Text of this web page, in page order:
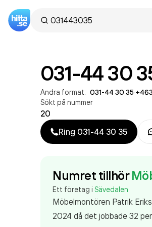
031-44 30
Andra format: 031-44 30 35
Sökt på nummer
20
Ring 031-44 30 35
Numret tillhör
Ett företag i Sävedalen
Möbelmontören Patrik
2024 då det jobbade 32